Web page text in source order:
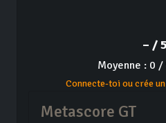
– / 5
Moyenne : 0
Connecte-toi ou crée
Metascore GT